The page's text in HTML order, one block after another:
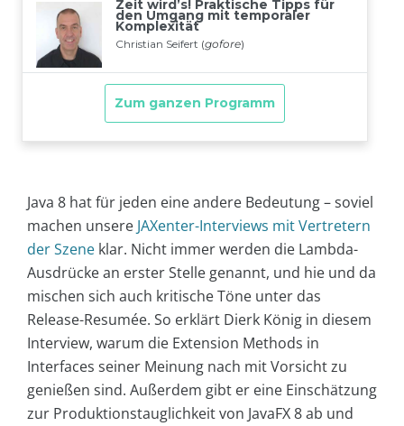
Java 8 hat für jeden eine andere Bedeutung – soviel
machen unsere JAXenter-Interviews mit Vertretern
der Szene klar. Nicht immer werden die Lambda-
Ausdrücke an erster Stelle genannt, und hie und da
mischen sich auch kritische Töne unter das
Release-Resumée. So erklärt Dierk König in diesem
Interview, warum die Extension Methods in
Interfaces seiner Meinung nach mit Vorsicht zu
genießen sind. Außerdem gibt er eine Einschätzung
zur Produktionstauglichkeit von JavaFX 8 ab und